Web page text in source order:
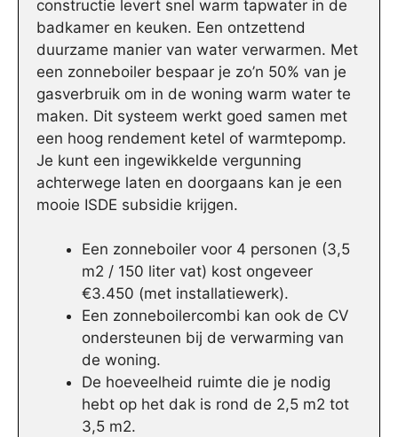
constructie levert snel warm tapwater in de
badkamer en keuken. Een ontzettend
duurzame manier van water verwarmen. Met
een zonneboiler bespaar je zo’n 50% van je
gasverbruik om in de woning warm water te
maken. Dit systeem werkt goed samen met
een hoog rendement ketel of warmtepomp.
Je kunt een ingewikkelde vergunning
achterwege laten en doorgaans kan je een
mooie ISDE subsidie krijgen.
Een zonneboiler voor 4 personen (3,5
m2 / 150 liter vat) kost ongeveer
€3.450 (met installatiewerk).
Een zonneboilercombi kan ook de CV
ondersteunen bij de verwarming van
de woning.
De hoeveelheid ruimte die je nodig
hebt op het dak is rond de 2,5 m2 tot
3,5 m2.